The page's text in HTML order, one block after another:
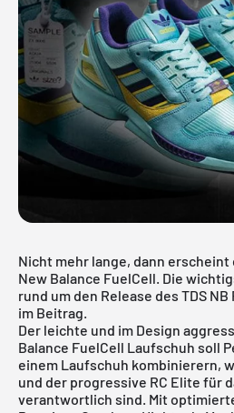
Nicht mehr lange, dann erscheint
New Balance FuelCell. Die
rund um den Release des TDS
im Beitrag.
Der leichte und im Design
Balance FuelCell Laufschuh soll
einem Laufschuh kombinierern,
und der progressive RC Elite für
verantwortlich sind. Mit